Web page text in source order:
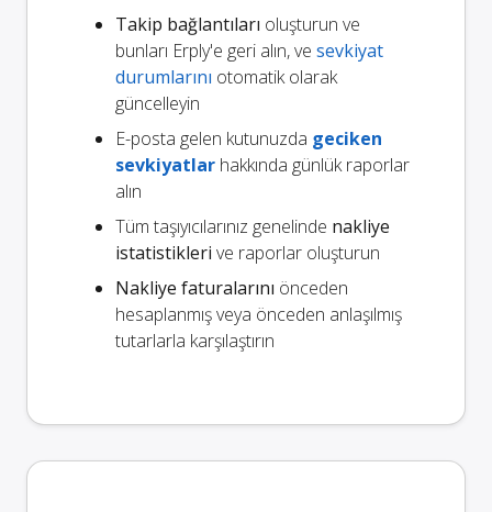
Takip bağlantıları oluşturun ve
bunları Erply'e geri alın, ve sevkiyat
durumlarını otomatik olarak
güncelleyin
E-posta gelen kutunuzda geciken
sevkiyatlar hakkında günlük raporlar
alın
Tüm taşıyıcılarınız genelinde nakliye
istatistikleri ve raporlar oluşturun
Nakliye faturalarını önceden
hesaplanmış veya önceden anlaşılmış
tutarlarla karşılaştırın